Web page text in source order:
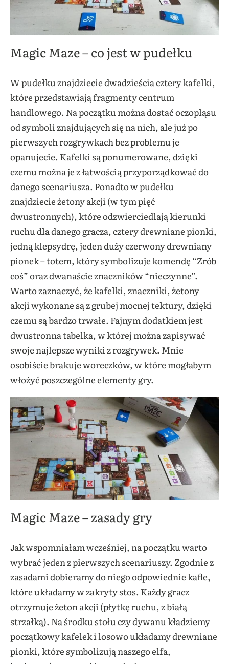
Magic Maze – co jest w pudełku
W pudełku znajdziecie dwadzieścia cztery kafelki,
które przedstawiają fragmenty centrum
handlowego. Na początku można dostać oczopląsu
od symboli znajdujących się na nich, ale już po
pierwszych rozgrywkach bez problemu je
opanujecie. Kafelki są ponumerowane, dzięki
czemu można je z łatwością przyporządkować do
danego scenariusza. Ponadto w pudełku
znajdziecie żetony akcji (w tym pięć
dwustronnych), które odzwierciedlają kierunki
ruchu dla danego gracza, cztery drewniane pionki,
jedną klepsydrę, jeden duży czerwony drewniany
pionek – totem, który symbolizuje komendę “Zrób
coś” oraz dwanaście znaczników “nieczynne”.
Warto zaznaczyć, że kafelki, znaczniki, żetony
akcji wykonane są z grubej mocnej tektury, dzięki
czemu są bardzo trwałe. Fajnym dodatkiem jest
dwustronna tabelka, w której można zapisywać
swoje najlepsze wyniki z rozgrywek. Mnie
osobiście brakuje woreczków, w które mogłabym
włożyć poszczególne elementy gry.
Magic Maze – zasady gry
Jak wspomniałam wcześniej, na początku warto
wybrać jeden z pierwszych scenariuszy. Zgodnie z
zasadami dobieramy do niego odpowiednie kafle,
które układamy w zakryty stos. Każdy gracz
otrzymuje żeton akcji (płytkę ruchu, z białą
strzałką). Na środku stołu czy dywanu kładziemy
początkowy kafelek i losowo układamy drewniane
pionki, które symbolizują naszego elfa,